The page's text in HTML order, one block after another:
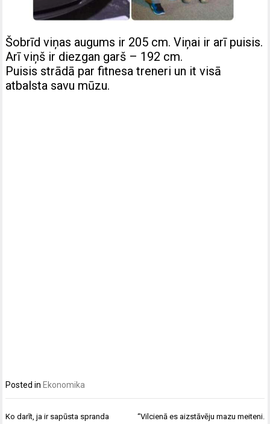
Šobrīd viņas augums ir 205 cm. Viņai ir arī puisis.
Arī viņš ir diezgan garš – 192 cm.
Puisis strādā par fitnesa treneri un it visā
atbalsta savu mūzu.
Posted in Ekonomika
Post
Ko darīt, ja ir sapūsta spranda
“Vilcienā es aizstāvēju mazu meiteni.